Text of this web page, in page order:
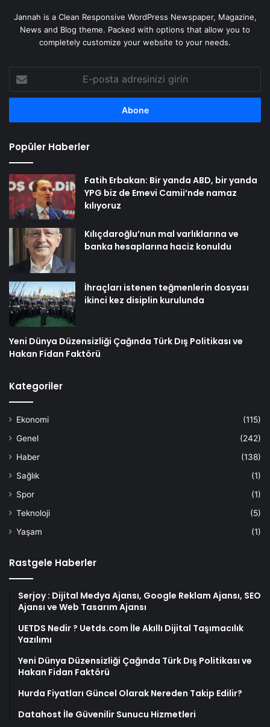
Jannah is a Clean Responsive WordPress Newspaper, Magazine,
News and Blog theme. Packed with options that allow you to
completely customize your website to your needs.
posta
adresinizi
Popüler Haberler
Fatih Erbakan: Bir yanda ABD, bir yanda
YPG biz de Emevi Camii’nde namaz
kılıyoruz
Kılıçdaroğlu’nun mal varlıklarına ve
banka hesaplarına haciz konuldu
İhraçları istenen teğmenlerin dosyası
ikinci kez disiplin kurulunda
Yeni Dünya Düzensizliği Çağında Türk Dış Politikası ve
Hakan Fidan Faktörü
Kategoriler
Ekonomi
(115)
Genel
(242)
Haber
(138)
Sağlık
(1)
Spor
(1)
Teknoloji
(5)
Yaşam
(1)
Rastgele Haberler
Serjoy : Dijital Medya Ajansı, Google Reklam Ajansı, SEO
Ajansı ve Web Tasarım Ajansı
UETDS Nedir ? Uetds.com İle Akıllı Dijital Taşımacılık
Yazılımı
Yeni Dünya Düzensizliği Çağında Türk Dış Politikası ve
Hakan Fidan Faktörü
Hurda Fiyatları Güncel Olarak Nereden Takip Edilir?
Datahost İle Güvenilir Sunucu Hizmetleri